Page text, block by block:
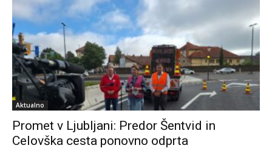
Aktualno
Promet v Ljubljani: Predor Šentvid in
Celovška cesta ponovno odprta